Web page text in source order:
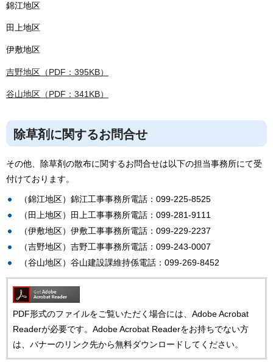
錦江地区
田上地区
伊敷地区
吉野地区（PDF：395KB）
谷山地区（PDF：341KB）
除草剤に関するお問合せ
その他、除草剤の散布に関するお問合せは以下の担当事務所にて受
付けております。
（錦江地区）錦江工事事務所電話：099-225-8525
（田上地区）田上工事事務所電話：099-281-9111
（伊敷地区）伊敷工事事務所電話：099-229-2237
（吉野地区）吉野工事事務所電話：099-243-0007
（谷山地区）谷山建設課維持係電話：099-269-8452
PDF形式のファイルをご覧いただく場合には、Adobe Acrobat
Readerが必要です。Adobe Acrobat Readerをお持ちでない方
は、バナーのリンク先から無料ダウンロードしてください。